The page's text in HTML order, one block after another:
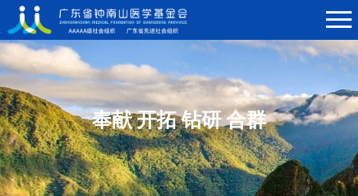
奉献 开拓 钻研 合群